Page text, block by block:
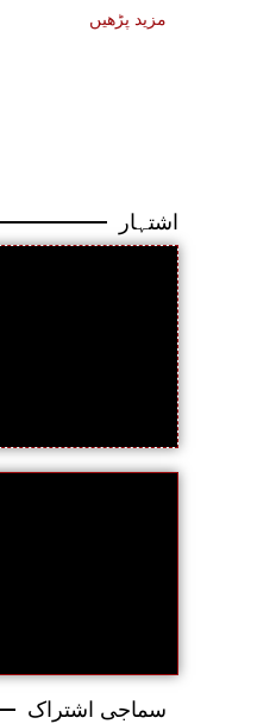
قانونی حیثیت تبدیل نہیں
مزید پڑھیں
اشتہار
سماجی اشتراک